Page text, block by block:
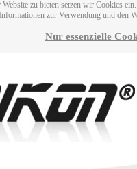
zu bieten setzen wir Cookies
zur Verwendung und den
Nur essenzielle